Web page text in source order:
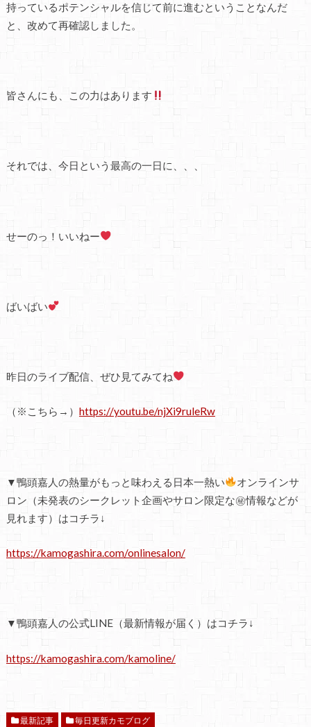
持っているポテンシャルを信じて前に進むということなんだ
と、改めて再確認しました。
皆さんにも、この力はあります
それでは、今日という最高の一日に、、、
せーのっ！いいねー
ばいばい
昨日のライブ配信、ぜひ見てみてね
（※こちら→） https://youtu.be/njXi9ruleRw
▼鴨頭嘉人の熱量がもっと味わえる日本一熱い
オンラインサ
ロン（未発表のシークレット企画やサロン限定な㊙情報などが
見れます）はコチラ↓
https://kamogashira.com/onlinesalon/
▼鴨頭嘉人の公式LINE（最新情報が届く）はコチラ↓
https://kamogashira.com/kamoline/
最新記事
毎日更新カモブログ